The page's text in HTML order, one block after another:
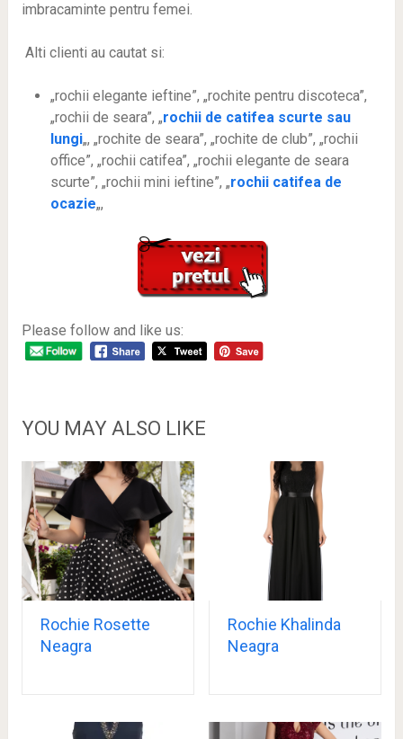
imbracaminte pentru femei.
Alti clienti au cautat si:
„rochii elegante ieftine”, „rochite pentru discoteca”,
„rochii de seara”, „rochii de catifea scurte sau
lungi„, „rochite de seara”, „rochite de club”, „rochii
office”, „rochii catifea”, „rochii elegante de seara
scurte”, „rochii mini ieftine”, „rochii catifea de
ocazie„,
Please follow and like us:
YOU MAY ALSO LIKE
Rochie Rosette
Neagra
Rochie Khalinda
Neagra